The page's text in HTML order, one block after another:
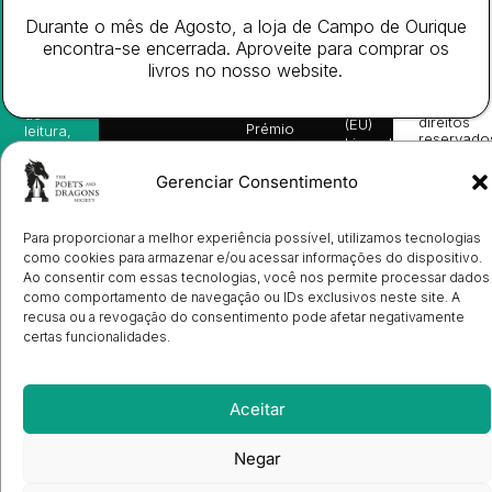
Gerenciar Consentimento
Para proporcionar a melhor experiência possível, utilizamos tecnologias
como cookies para armazenar e/ou acessar informações do dispositivo.
Ao consentir com essas tecnologias, você nos permite processar dados
como comportamento de navegação ou IDs exclusivos neste site. A
recusa ou a revogação do consentimento pode afetar negativamente
certas funcionalidades.
Aceitar
Negar
info@poetsandragons.com
Infantil
Adulto
Bookshop
Editora
Books
in
English
Prémio
Ulysses
Nós
Manuscritos
Candidatura
de
Ilustradores
Registo
de
Venda
Política de
privacidade
(EU)
Livro de
Eletrónico
e
receba
de
leitura,
novidades
sobre
lançamentos,
vantagens
e
avisos
diretamente
no seu
e-mail.
Subscrever
On
Labs
©
direitos
Durante o mês de Agosto, a loja de Campo de Ourique
encontra-se encerrada. Aproveite para comprar os
livros no nosso website.